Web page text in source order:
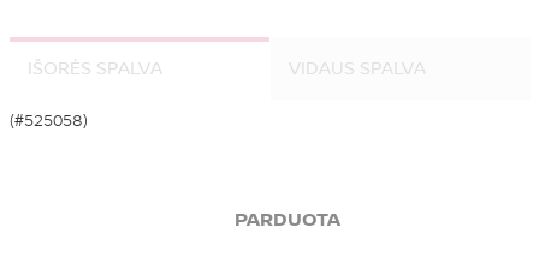
PARDUOTA
(#525058)
IŠORĖS SPALVA VIDAUS SPALVA